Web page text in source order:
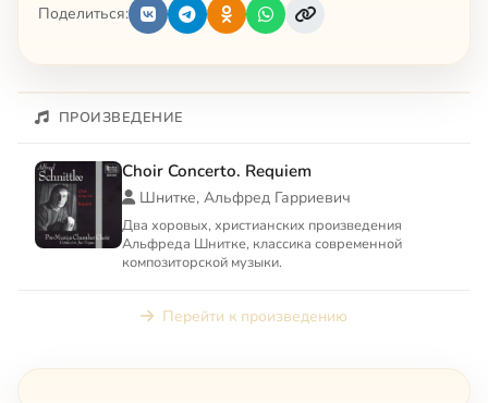
Поделиться:
ПРОИЗВЕДЕНИЕ
Choir Concerto. Requiem
Шнитке, Альфред Гарриевич
Два хоровых, христианских произведения
Альфреда Шнитке, классика современной
композиторской музыки.
Перейти к произведению